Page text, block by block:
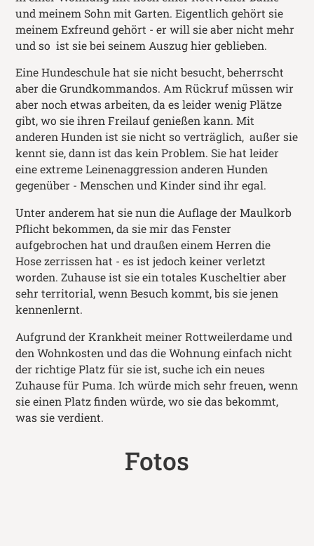
und meinem Sohn mit Garten. Eigentlich gehört sie
meinem Exfreund gehört - er will sie aber nicht mehr
und so ist sie bei seinem Auszug hier geblieben.
Eine Hundeschule hat sie nicht besucht, beherrscht
aber die Grundkommandos. Am Rückruf müssen wir
aber noch etwas arbeiten, da es leider wenig Plätze
gibt, wo sie ihren Freilauf genießen kann. Mit
anderen Hunden ist sie nicht so verträglich, außer sie
kennt sie, dann ist das kein Problem. Sie hat leider
eine extreme Leinenaggression anderen Hunden
gegenüber - Menschen und Kinder sind ihr egal.
Unter anderem hat sie nun die Auflage der Maulkorb
Pflicht bekommen, da sie mir das Fenster
aufgebrochen hat und draußen einem Herren die
Hose zerrissen hat - es ist jedoch keiner verletzt
worden. Zuhause ist sie ein totales Kuscheltier aber
sehr territorial, wenn Besuch kommt, bis sie jenen
kennenlernt.
Aufgrund der Krankheit meiner Rottweilerdame und
den Wohnkosten und das die Wohnung einfach nicht
der richtige Platz für sie ist, suche ich ein neues
Zuhause für Puma. Ich würde mich sehr freuen, wenn
sie einen Platz finden würde, wo sie das bekommt,
was sie verdient.
Fotos